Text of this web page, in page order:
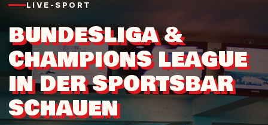
LIVE-SPORT
BUNDESLIGA &
CHAMPIONS LEAGUE
IN DER SPORTSBAR
SCHAUEN